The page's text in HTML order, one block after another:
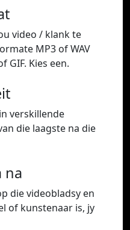
video / klank te
MP3 of WAV
GIF. Kies een.
verskillende
die laagste na die
na
die videobladsy en
of kunstenaar is, jy